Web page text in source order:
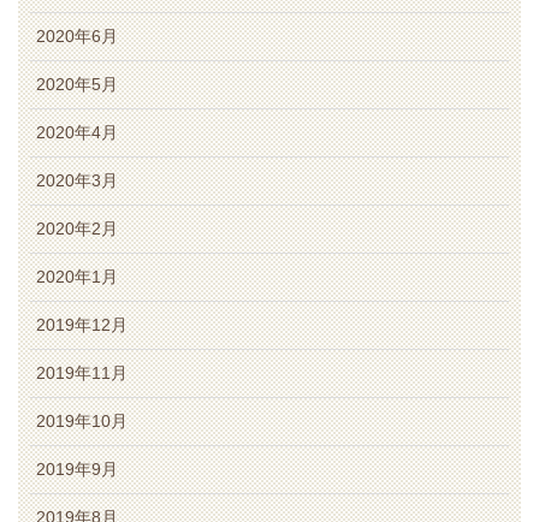
2020年6月
2020年5月
2020年4月
2020年3月
2020年2月
2020年1月
2019年12月
2019年11月
2019年10月
2019年9月
2019年8月